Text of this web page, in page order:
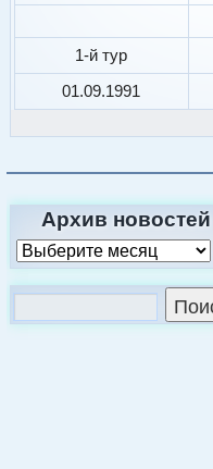
1-й тур
01.09.1991
Архив новостей